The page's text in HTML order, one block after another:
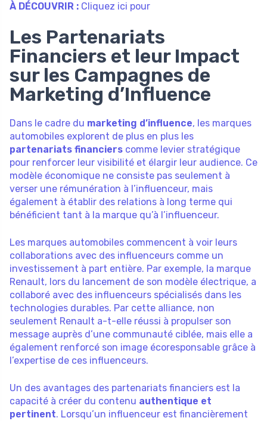
À DÉCOUVRIR : Cliquez ici pour
Les Partenariats
Financiers et leur Impact
sur les Campagnes de
Marketing d’Influence
Dans le cadre du marketing d’influence, les marques
automobiles explorent de plus en plus les
partenariats financiers comme levier stratégique
pour renforcer leur visibilité et élargir leur audience. Ce
modèle économique ne consiste pas seulement à
verser une rémunération à l’influenceur, mais
également à établir des relations à long terme qui
bénéficient tant à la marque qu’à l’influenceur.
Les marques automobiles commencent à voir leurs
collaborations avec des influenceurs comme un
investissement à part entière. Par exemple, la marque
Renault, lors du lancement de son modèle électrique, a
collaboré avec des influenceurs spécialisés dans les
technologies durables. Par cette alliance, non
seulement Renault a-t-elle réussi à propulser son
message auprès d’une communauté ciblée, mais elle a
également renforcé son image écoresponsable grâce à
l’expertise de ces influenceurs.
Un des avantages des partenariats financiers est la
capacité à créer du contenu authentique et
pertinent. Lorsqu’un influenceur est financièrement